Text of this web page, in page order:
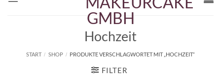
Hochzeit
START / SHOP / PRODUKTE VERSCHLAGWORTET MIT „HOCHZEIT“
FILTER